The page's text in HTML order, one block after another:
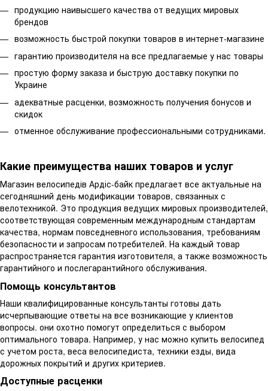
продукцию наивысшего качества от ведущих мировых
брендов
возможность быстрой покупки товаров в интернет-магазине
гарантию производителя на все предлагаемые у нас товары
простую форму заказа и быструю доставку покупки по
Украине
адекватные расценки, возможность получения бонусов и
скидок
отменное обслуживание профессиональными сотрудниками.
Какие преимущества наших товаров и услуг
Магазин велосипедів Ардіс-байк предлагает все актуальные на
сегодняшний день модификации товаров, связанных с
велотехникой. Это продукция ведущих мировых производителей,
соответствующая современным международным стандартам
качества, нормам повседневного использования, требованиям
безопасности и запросам потребителей. На каждый товар
распространяется гарантия изготовителя, а также возможность
гарантийного и послегарантийного обслуживания.
Помощь консультантов
Наши квалифицированные консультанты готовы дать
исчерпывающие ответы на все возникающие у клиентов
вопросы. они охотно помогут определиться с выбором
оптимального товара. Например, у нас можно купить велосипед
с учетом роста, веса велосипедиста, техники езды, вида
дорожных покрытий и других критериев.
Доступные расценки